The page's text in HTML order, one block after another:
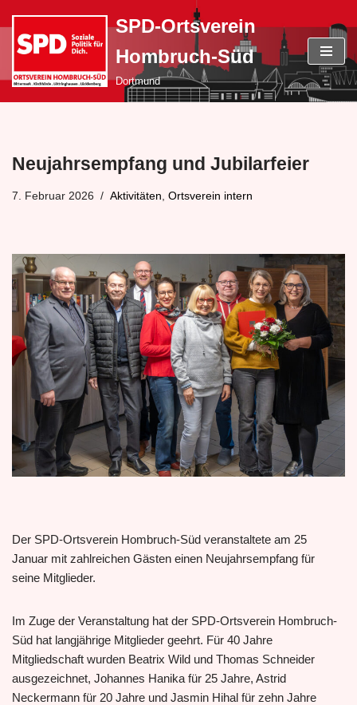
Zum
springen
SPD-Ortsverein
Hombruch-Süd
Dortmund
Neujahrsempfang und Jubilarfeier
7. Februar 2026 Aktivitäten, Ortsverein intern
Der SPD-Ortsverein Hombruch-Süd veranstaltete am 25
Januar mit zahlreichen Gästen einen Neujahrsempfang für
seine Mitglieder.
Im Zuge der Veranstaltung hat der SPD-Ortsverein Hombruch-
Süd hat langjährige Mitglieder geehrt. Für 40 Jahre
Mitgliedschaft wurden Beatrix Wild und Thomas Schneider
ausgezeichnet, Johannes Hanika für 25 Jahre, Astrid
Neckermann für 20 Jahre und Jasmin Hihal für zehn Jahre